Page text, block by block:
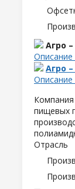
Агро
Описание
Агро
Описание
пищевых
Отрасль